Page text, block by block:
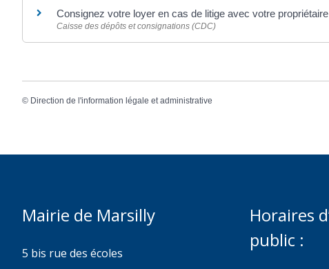
Consignez votre loyer en cas de litige avec votre propriétaire
Caisse des dépôts et consignations (CDC)
© Direction de l'information légale et administrative
Mairie de Marsilly
5 bis rue des écoles
Horaires
public :